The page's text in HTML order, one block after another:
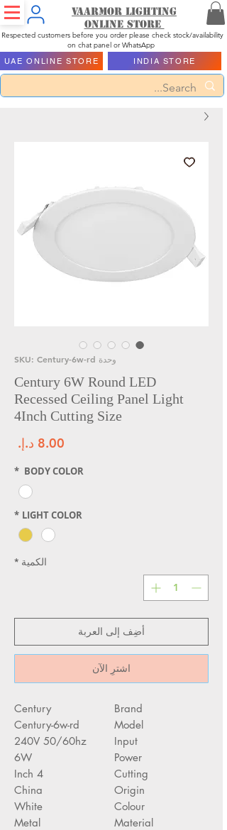
Vaarmor Lighting
ONLINE STORE
Respected customers before you order please check stock/availability
on chat panel or WhatsApp
UAE ONLINE STORE INDIA STORE
وحدة SKU: Century-6w-rd
Century 6W Round LED
Recessed Ceiling Panel Light
4Inch Cutting Size
BODY COLOR
*
LIGHT COLOR
*
الكمية *
أضِف إلى العربة
اشترِ الآن
Brand
‎Century
Model
Century-6w-rd
Input
‎240V 50/60hz
Power
6W
Cutting
4 Inch
Origin
China
Colour
‎White
Material
‎Metal